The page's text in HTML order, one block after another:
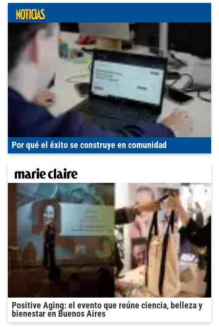
Por qué el éxito se construye en comunidad
Positive Aging: el evento que reúne ciencia, belleza y
bienestar en Buenos Aires